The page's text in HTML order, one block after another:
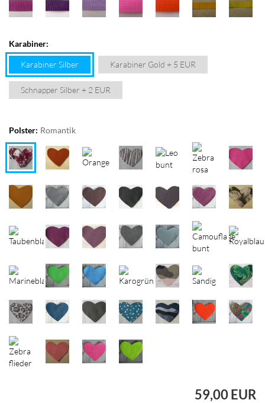
Karabiner:
Karabiner Silber Karabiner Gold + 5 EUR
Schnapper Silber + 2 EUR
Polster: Romantik
59,00 EUR